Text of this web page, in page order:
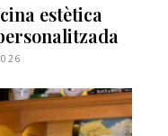
estètica